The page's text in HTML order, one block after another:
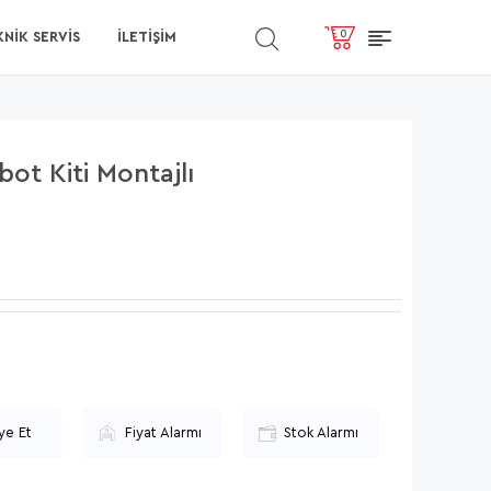
SERVİS İLETIŞIM 0
Kiti Montajlı
Et Fiyat Alarmı Stok Alarmı